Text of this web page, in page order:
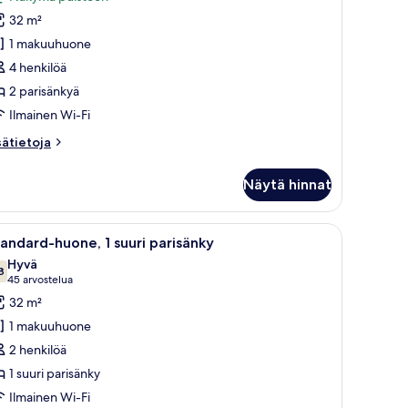
32 m²
1 makuuhuone
4 henkilöä
2 parisänkyä
Ilmainen Wi-Fi
Näytä hinnat
työpöytä ja suuri ikkuna, jossa on verhot.Hotellihuone, jossa on suuri sänky, puinen
5 huone, 1 suuri parisänky
kautta 10
Hyvä
45 arvostelua
(45
arvostelua)
32 m²
1 makuuhuone
2 henkilöä
1 suuri parisänky
Ilmainen Wi-Fi